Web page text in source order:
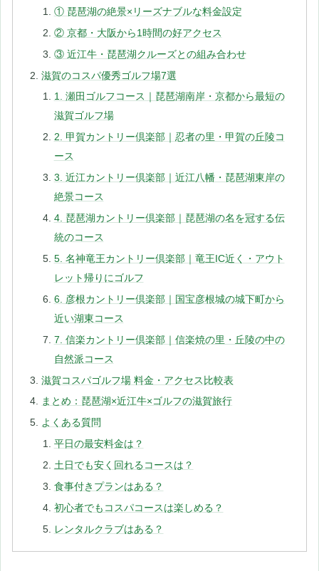
① 琵琶湖の絶景×リーズナブルな料金設定
② 京都・大阪から1時間の好アクセス
③ 近江牛・琵琶湖クルーズとの組み合わせ
滋賀のコスパ優秀ゴルフ場7選
1. 瀬田ゴルフコース｜琵琶湖南岸・京都から最短の
滋賀ゴルフ場
2. 甲賀カントリー倶楽部｜忍者の里・甲賀の丘陵コ
ース
3. 近江カントリー倶楽部｜近江八幡・琵琶湖東岸の
絶景コース
4. 琵琶湖カントリー倶楽部｜琵琶湖の名を冠する伝
統のコース
5. 名神竜王カントリー倶楽部｜竜王IC近く・アウト
レット帰りにゴルフ
6. 彦根カントリー倶楽部｜国宝彦根城の城下町から
近い湖東コース
7. 信楽カントリー倶楽部｜信楽焼の里・丘陵の中の
自然派コース
滋賀コスパゴルフ場 料金・アクセス比較表
まとめ：琵琶湖×近江牛×ゴルフの滋賀旅行
よくある質問
平日の最安料金は？
土日でも安く回れるコースは？
食事付きプランはある？
初心者でもコスパコースは楽しめる？
レンタルクラブはある？